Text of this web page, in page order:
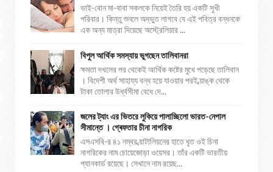
ভাই-বোন মা-বাবা সকলকে নিয়েই তৈরি হয় একটি সুখী
পরিবার। কিন্তু শুনলে অদ্ভুত লাগবে যে এই পবিত্র বন্ধনকে
এক অন্য মাত্রা দিয়েছে অস্ট্রেলিয়ার ...
বিপুল আর্থিক সমস্যায় ভুগছেন তালিবানরা
ক্ষমতা দখলের পর থেকেই আর্থিক কষ্টের মুখে পড়েছে তালিবান
। বিদেশী অর্থ সাহায্য বন্ধ হয়ে যাওয়ার পরই ব্য়াঙ্ক থেকে
টাকা তোলার উর্ধ্বসীমা বেধে দে...
জলের ট্যাং এর ভিতরে লুকিয়ে পালাচ্ছিলো ভারত-নেপাল
সীমান্তে । গ্ৰেফতার চীনা নাগরিক
এসএসবি-র ৪১ নম্বর ব্য়াটালিয়নের হাতে ধৃত ওই চিনা
নাগরিকের নাম চোয়েজোড়া ওয়েসর। তাঁর একটি ভারতীয়
প্যানকার্ড রয়েছে। সেখানে নাম রয়েছ...